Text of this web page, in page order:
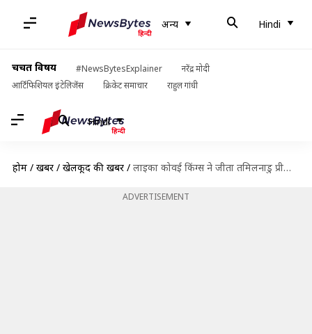
अन्य Hindi
चर्चित विषय #NewsBytesExplainer
नरेंद्र मोदी
आर्टिफिशियल इंटेलिजेंस
क्रिकेट समाचार राहुल गांधी
Hindi
होम / खबरें / खेलकूद की खबरें / लाइका कोवई किंग्स ने जीता तमिलनाडु प्रीमियर लीग 2023 का खिताब, फाइनल में नेल्लई को हराया
ADVERTISEMENT